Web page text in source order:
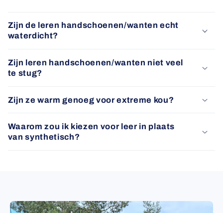
Zijn de leren handschoenen/wanten echt
waterdicht?
Zijn leren handschoenen/wanten niet veel
te stug?
Zijn ze warm genoeg voor extreme kou?
Waarom zou ik kiezen voor leer in plaats
van synthetisch?